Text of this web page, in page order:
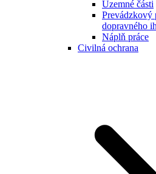
Územné části
Prevádzkový
dopravného
Náplň práce
Civilná ochrana